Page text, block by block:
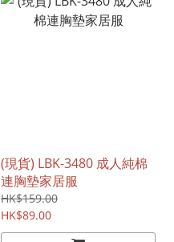
(現貨) LBK-3480 成人純棉
連胸墊家居服
HK$159.00
HK$89.00